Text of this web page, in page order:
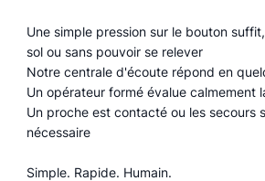
Une simple pression sur le bouton
sol ou sans pouvoir se relever
Notre centrale d'écoute répond en
Un opérateur formé évalue calmement
Un proche est contacté ou les secours
nécessaire
Simple. Rapide. Humain.